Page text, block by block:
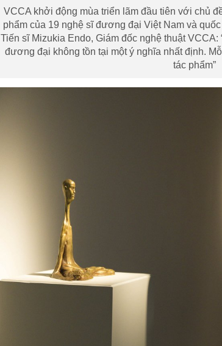
VCCA khởi động mùa triển lãm đầu tiên với chủ
phẩm của 19 nghệ sĩ đương đại Việt Nam và
Tiến sĩ Mizukia Endo, Giám đốc nghệ thuật
đương đại không tồn tại một ý nghĩa nhất định.
tác phẩm”